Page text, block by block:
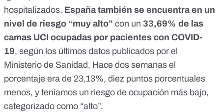
hospitalizados, España también se encuentra en un
nivel de riesgo “muy alto” con un 33,69% de las
camas UCI ocupadas por pacientes con COVID-
19, según los últimos datos publicados por el
Ministerio de Sanidad. Hace dos semanas el
porcentaje era de 23,13%, diez puntos porcentuales
menos, y teníamos un riesgo de ocupación más bajo,
categorizado como “alto”.